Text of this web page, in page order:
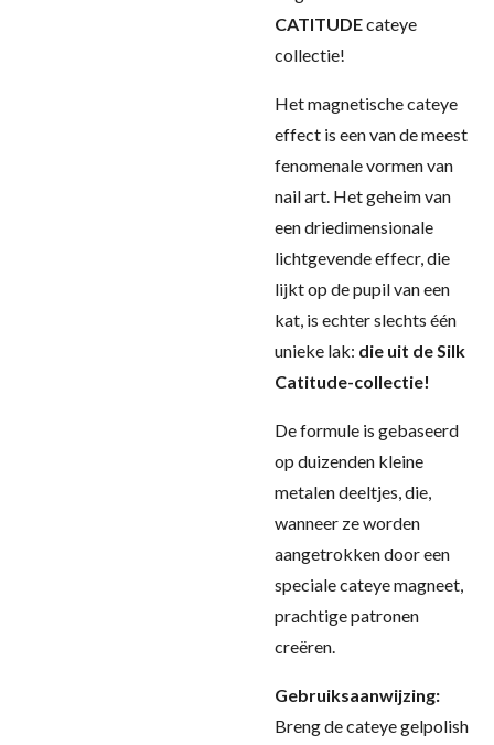
CATITUDEcateye
collectie!
Het magnetische cateye
effect is een van de meest
fenomenale vormen van
nail art. Het geheim van
een driedimensionale
lichtgevende effecr, die
lijkt op de pupil van een
kat, is echter slechts één
unieke lak: die uit de Silk
Catitude-collectie!
De formule is gebaseerd
op duizenden kleine
metalen deeltjes, die,
wanneer ze worden
aangetrokken door een
speciale cateye magneet,
prachtige patronen
creëren.
Gebruiksaanwijzing:
Breng de cateye gelpolish